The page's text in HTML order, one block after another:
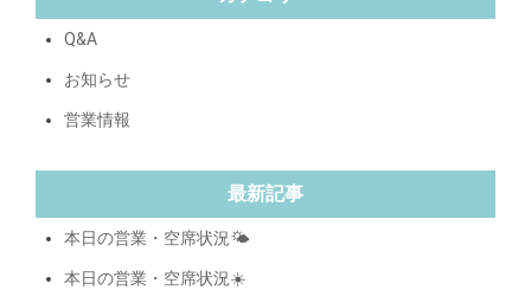
Q&A
お知らせ
営業情報
最新記事
本日の営業・空席状況🌤️
本日の営業・空席状況☀️